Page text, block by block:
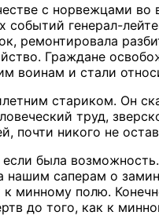
с норвежцами
событий генерал-
ремонтировала
Граждане
воинам и стали
стариком. Он
труд,
почти никого не
была
нашим саперам о
минному полю.
до того, как к